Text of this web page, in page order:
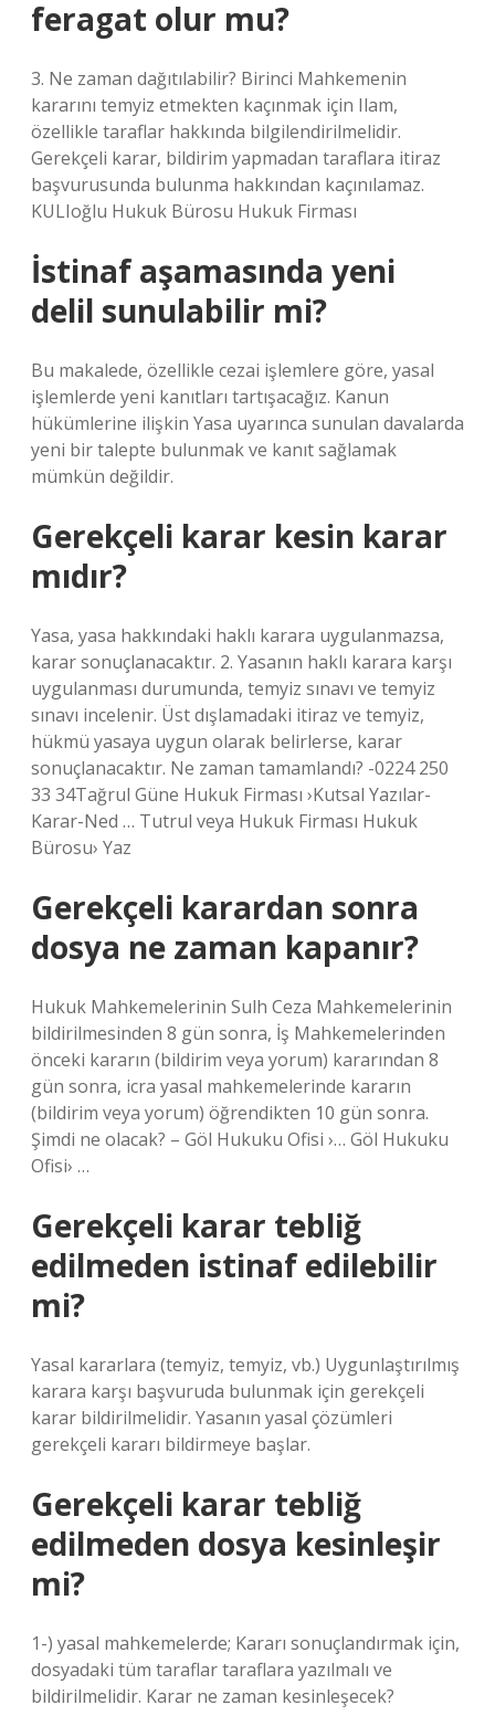
feragat olur mu?
3. Ne zaman dağıtılabilir? Birinci Mahkemenin
kararını temyiz etmekten kaçınmak için Ilam,
özellikle taraflar hakkında bilgilendirilmelidir.
Gerekçeli karar, bildirim yapmadan taraflara itiraz
başvurusunda bulunma hakkından kaçınılamaz.
KULIoğlu Hukuk Bürosu Hukuk Firması
İstinaf aşamasında yeni
delil sunulabilir mi?
Bu makalede, özellikle cezai işlemlere göre, yasal
işlemlerde yeni kanıtları tartışacağız. Kanun
hükümlerine ilişkin Yasa uyarınca sunulan davalarda
yeni bir talepte bulunmak ve kanıt sağlamak
mümkün değildir.
Gerekçeli karar kesin karar
mıdır?
Yasa, yasa hakkındaki haklı karara uygulanmazsa,
karar sonuçlanacaktır. 2. Yasanın haklı karara karşı
uygulanması durumunda, temyiz sınavı ve temyiz
sınavı incelenir. Üst dışlamadaki itiraz ve temyiz,
hükmü yasaya uygun olarak belirlerse, karar
sonuçlanacaktır. Ne zaman tamamlandı? -0224 250
33 34Tağrul Güne Hukuk Firması ›Kutsal Yazılar-
Karar-Ned … Tutrul veya Hukuk Firması Hukuk
Bürosu› Yaz
Gerekçeli karardan sonra
dosya ne zaman kapanır?
Hukuk Mahkemelerinin Sulh Ceza Mahkemelerinin
bildirilmesinden 8 gün sonra, İş Mahkemelerinden
önceki kararın (bildirim veya yorum) kararından 8
gün sonra, icra yasal mahkemelerinde kararın
(bildirim veya yorum) öğrendikten 10 gün sonra.
Şimdi ne olacak? – Göl Hukuku Ofisi ›… Göl Hukuku
Ofisi› …
Gerekçeli karar tebliğ
edilmeden istinaf edilebilir
mi?
Yasal kararlara (temyiz, temyiz, vb.) Uygunlaştırılmış
karara karşı başvuruda bulunmak için gerekçeli
karar bildirilmelidir. Yasanın yasal çözümleri
gerekçeli kararı bildirmeye başlar.
Gerekçeli karar tebliğ
edilmeden dosya kesinleşir
mi?
1-) yasal mahkemelerde; Kararı sonuçlandırmak için,
dosyadaki tüm taraflar taraflara yazılmalı ve
bildirilmelidir. Karar ne zaman kesinleşecek?